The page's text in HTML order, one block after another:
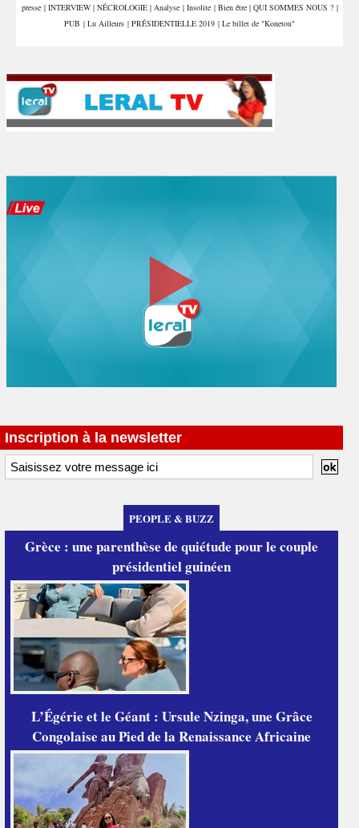
presse | INTERVIEW | NÉCROLOGIE | Analyse | Insolite | Bien être | QUI SOMMES NOUS ? |
PUB | Lu Ailleurs | PRÉSIDENTIELLE 2019 | Le billet de "Konetou"
Inscription à la newsletter
PEOPLE & BUZZ
Grèce : une parenthèse de quiétude pour le couple
présidentiel guinéen
L’Égérie et le Géant : Ursule Nzinga, une Grâce
Congolaise au Pied de la Renaissance Africaine